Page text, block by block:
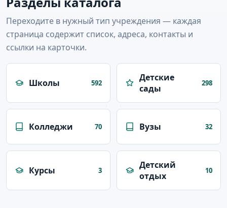
Переходите в нужный тип учреждения — каждая
страница содержит список, адреса, контакты и
ссылки на карточки.
Школы 592
Детские
сады
298
Колледжи 70 Вузы 32
Курсы 3
Детский
отдых
10